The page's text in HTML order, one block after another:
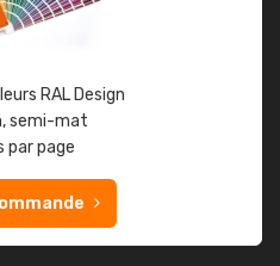
RAL Design
semi-mat
par page